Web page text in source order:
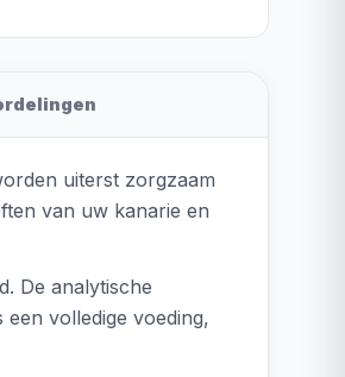
uiterst zorgzaam
van uw kanarie en
De analytische
volledige voeding,